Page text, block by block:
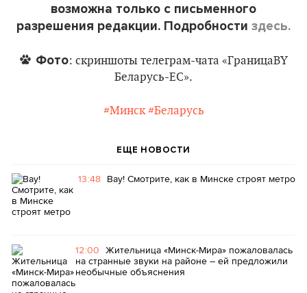
возможна только с письменного
разрешения редакции. Подробности здесь.
Фото: скриншоты телеграм-чата «ГраницаBY
Беларусь-ЕС».
#Минск #Беларусь
ЕЩЕ НОВОСТИ
13:48 Вау! Смотрите, как в Минске строят метро
12:00 Жительница «Минск-Мира» пожаловалась
на странные звуки на районе – ей предложили
необычные объяснения